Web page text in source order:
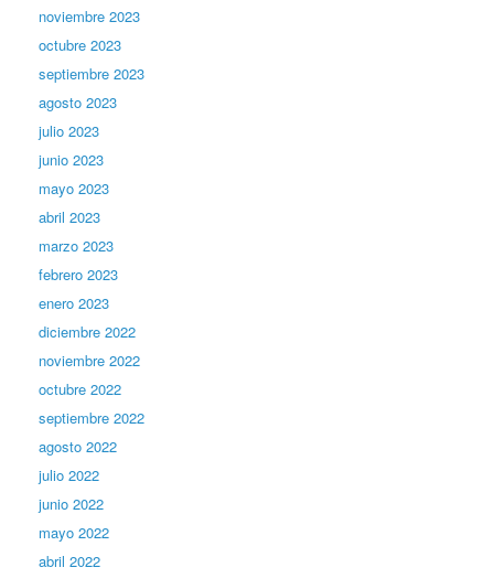
noviembre 2023
octubre 2023
septiembre 2023
agosto 2023
julio 2023
junio 2023
mayo 2023
abril 2023
marzo 2023
febrero 2023
enero 2023
diciembre 2022
noviembre 2022
octubre 2022
septiembre 2022
agosto 2022
julio 2022
junio 2022
mayo 2022
abril 2022